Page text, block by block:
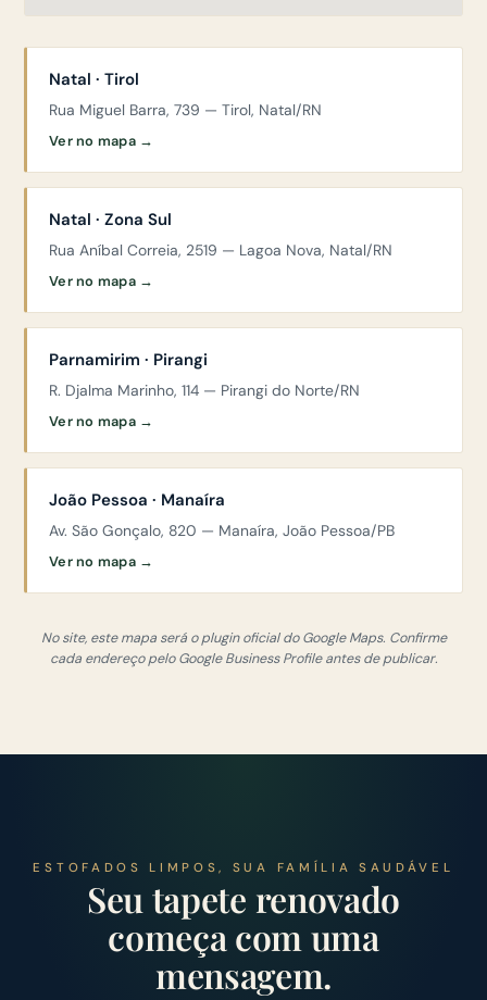
Natal · Tirol
Rua Miguel Barra, 739 — Tirol, Natal/RN
Ver no mapa →
Natal · Zona Sul
Rua Aníbal Correia, 2519 — Lagoa Nova, Natal/RN
Ver no mapa →
Parnamirim · Pirangi
R. Djalma Marinho, 114 — Pirangi do Norte/RN
Ver no mapa →
João Pessoa · Manaíra
Av. São Gonçalo, 820 — Manaíra, João Pessoa/PB
Ver no mapa →
No site, este mapa será o plugin oficial do Google Maps. Confirme
cada endereço pelo Google Business Profile antes de publicar.
ESTOFADOS LIMPOS, SUA FAMÍLIA SAUDÁVEL
Seu tapete renovado
começa com uma
mensagem.